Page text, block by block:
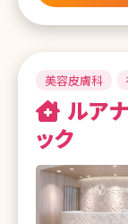
美容皮膚科
ルア
ック